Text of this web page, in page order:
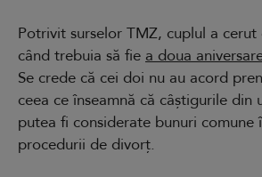
Potrivit surselor TMZ, cuplul a
când trebuia să fie a doua
Se crede că cei doi nu au acord
ceea ce înseamnă că câștigurile
putea fi considerate bunuri comune
procedurii de divorț.